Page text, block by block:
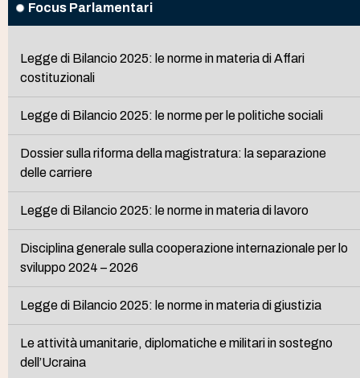
Focus Parlamentari
Legge di Bilancio 2025: le norme in materia di Affari
costituzionali
Legge di Bilancio 2025: le norme per le politiche sociali
Dossier sulla riforma della magistratura: la separazione
delle carriere
Legge di Bilancio 2025: le norme in materia di lavoro
Disciplina generale sulla cooperazione internazionale per lo
sviluppo 2024 – 2026
Legge di Bilancio 2025: le norme in materia di giustizia
Le attività umanitarie, diplomatiche e militari in sostegno
dell’Ucraina